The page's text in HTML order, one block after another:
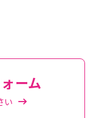
ーム
い